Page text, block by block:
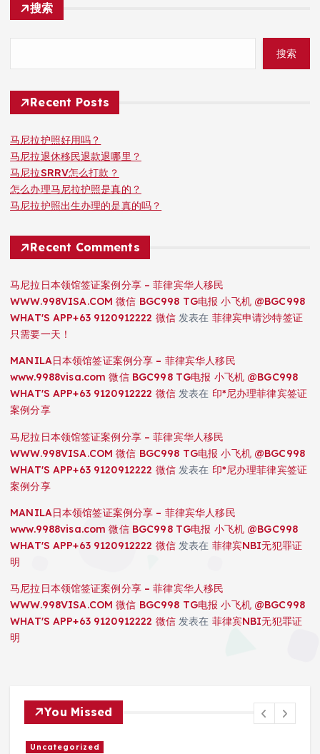
搜索
搜索
Recent Posts
马尼拉护照好用吗？
马尼拉退休移民退款退哪里？
马尼拉SRRV怎么打款？
怎么办理马尼拉护照是真的？
马尼拉护照出生办理的是真的吗？
Recent Comments
马尼拉日本领馆签证案例分享 – 菲律宾华人移民
WWW.998VISA.COM 微信 BGC998 TG电报 小飞机 @BGC998
WHAT'S APP+63 9120912222 微信发表在 菲律宾申请沙特签证
只需要一天！
MANILA日本领馆签证案例分享 – 菲律宾华人移民
www.9988visa.com 微信 BGC998 TG电报 小飞机 @BGC998
WHAT'S APP+63 9120912222 微信发表在 印*尼办理菲律宾签证
案例分享
马尼拉日本领馆签证案例分享 – 菲律宾华人移民
WWW.998VISA.COM 微信 BGC998 TG电报 小飞机 @BGC998
WHAT'S APP+63 9120912222 微信发表在 印*尼办理菲律宾签证
案例分享
MANILA日本领馆签证案例分享 – 菲律宾华人移民
www.9988visa.com 微信 BGC998 TG电报 小飞机 @BGC998
WHAT'S APP+63 9120912222 微信发表在 菲律宾NBI无犯罪证
明
马尼拉日本领馆签证案例分享 – 菲律宾华人移民
WWW.998VISA.COM 微信 BGC998 TG电报 小飞机 @BGC998
WHAT'S APP+63 9120912222 微信发表在 菲律宾NBI无犯罪证
明
You Missed
Uncategorized